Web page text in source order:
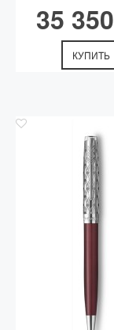
35 350
КУПИТЬ